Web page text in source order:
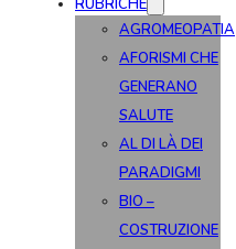
RUBRICHE
AGROMEOPATIA
AFORISMI CHE
GENERANO
SALUTE
AL DI LÀ DEI
PARADIGMI
BIO –
COSTRUZIONE